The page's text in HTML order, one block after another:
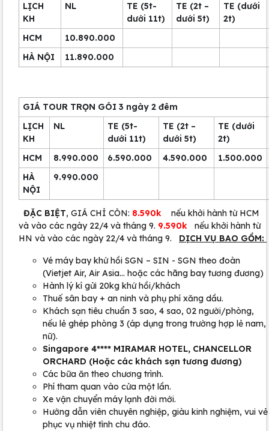
LỊCH
KH
NL
TE (5t-
dưới 11t)
TE (2t –
dưới 5t)
TE (dưới
2t)
HCM
10.890.000
HÀ NỘI
11.890.000
GIÁ TOUR TRỌN GÓI 3 ngày 2 đêm
LỊCH
KH
NL
TE (5t-
dưới 11t)
TE (2t –
dưới 5t)
TE (dưới
2t)
HCM
8.990.000 6.590.000 4.590.000
1.500.000
HÀ
NỘI
9.990.000
ĐẶC BIỆT, GIÁ CHỈ CÒN: 8.590k
nếu khởi hành từ HCM
và vào các ngày 22/4 và tháng 9. 9.590k nếu khởi hành từ
HN và vào các ngày 22/4 và tháng 9. DỊCH VỤ BAO GỒM:
Vé máy bay khứ hồi SGN – SIN - SGN theo đoàn
(Vietjet Air, Air Asia... hoặc các hãng bay tương đương)
Hành lý kí gửi 20kg khứ hồi/khách
Thuế sân bay + an ninh và phụ phí xăng dầu.
Khách sạn tiêu chuẩn 3 sao, 4 sao, 02 người/phòng,
nếu lẻ ghép phòng 3 (áp dụng trong trường hợp lẻ nam,
nữ).
Singapore 4**** MIRAMAR HOTEL, CHANCELLOR
ORCHARD (Hoặc các khách sạn tương đương)
Các bữa ăn theo chương trình.
Phí tham quan vào cửa một lần.
Xe vận chuyển máy lạnh đời mới.
Hướng dẫn viên chuyên nghiệp, giàu kinh nghiệm, vui vẻ
phục vụ nhiệt tình chu đáo.